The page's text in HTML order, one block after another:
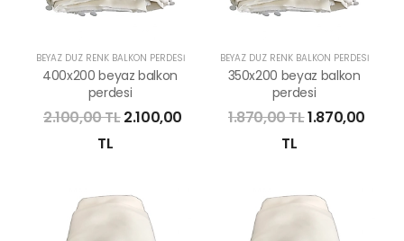
BEYAZ DÜZ RENK BALKON PERDESI
400x200 beyaz balkon
perdesi
2.100,00 TL2.100,00
TL
BEYAZ DÜZ RENK BALKON PERDESI
350x200 beyaz balkon
perdesi
1.870,00 TL1.870,00
TL